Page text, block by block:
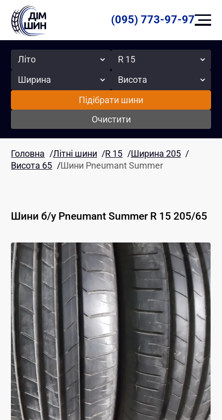
(095) 773-97-97
Сезон Радіус
Ширина Висота
Підібрати шини
Очистити
Головна /Літні шини /R 15 /Ширина 205 /
Висота 65 /Шини Pneumant Summer
Шини б/у Pneumant Summer R 15 205/65